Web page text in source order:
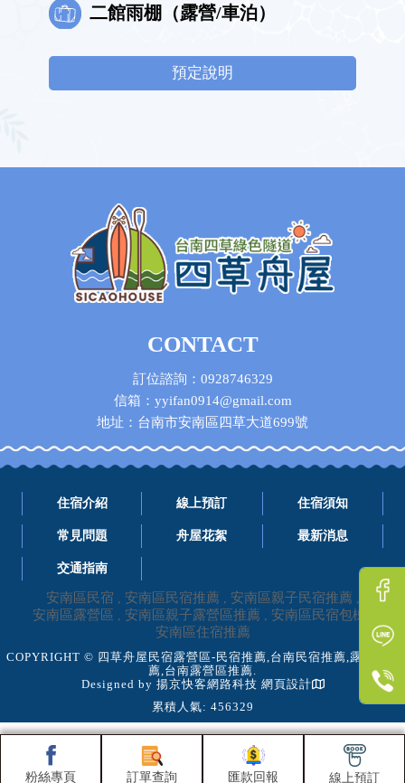
二館雨棚（露營/車泊）
預定說明
粉絲專頁 訂單查詢 匯款回報 線上預訂
CONTACT
訂位諮詢：0928746329
信箱：yyifan0914@gmail.com
地址：台南市安南區四草大道699號
住宿介紹 線上預訂 住宿須知
常見問題 舟屋花絮 最新消息
交通指南
安南區民宿 安南區民宿推薦
安南區親子民宿推薦
安南區露營區
安南區親子露營區推薦
安南區民宿包棟
安南區住宿推薦
COPYRIGHT © 四草舟屋民宿露營區-民宿推薦,台南民宿推薦,露營區推
薦,台南露營區推薦.
Designed by 揚京快客網路科技 網頁設計
累積人氣: 456329